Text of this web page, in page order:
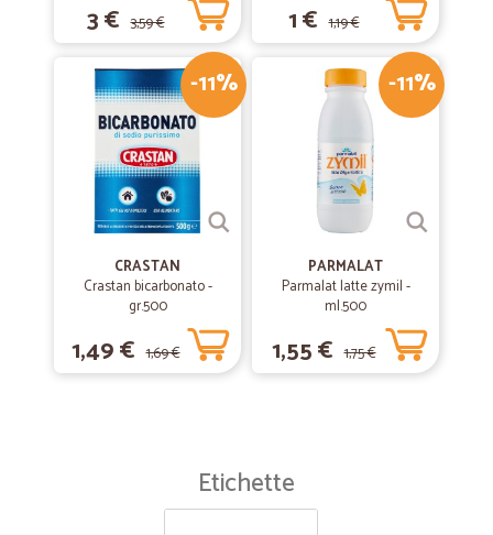
3 € 3,59 € 1 € 1,19 €
-11%
CRASTAN
Crastan bicarbonato -
gr.500
1,49 € 1,69 €
-11%
PARMALAT
Parmalat latte zymil -
ml.500
1,55 € 1,75 €
Etichette